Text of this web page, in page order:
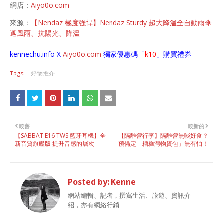
網店： Aiyo0o.com
來源：
【Nendaz 極度強悍】Nendaz Sturdy 超大降溫全自動雨傘
遮風雨、抗陽光、降溫
kennechu.info X Aiyo0o.com 獨家優惠碼「k10 」購買禮券
Tags: 好物推介
較新的
【隔離營行李】隔離營無啖好食？
預備定「糟糕灣物資包」無有怕！
較舊
【SABBAT E16 TWS 藍牙耳機】全
新音質旗艦版 提升音感的層次
Posted by: Kenne
網站編輯、記者，撰寫生活、旅遊、資訊介
紹，亦有網絡行銷